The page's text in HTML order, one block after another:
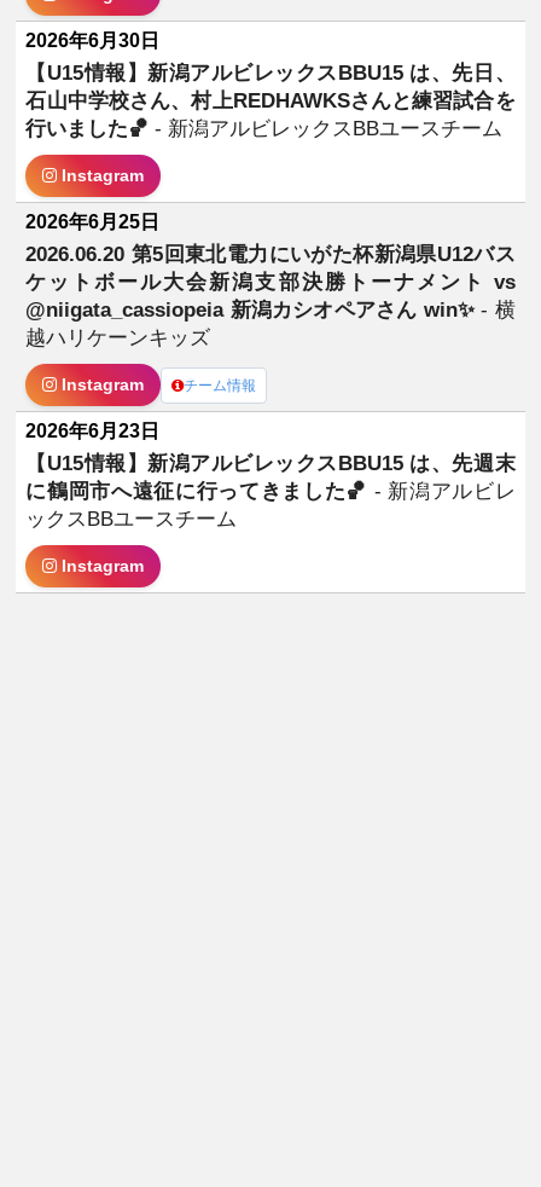
2026年6月30日
【U15情報】新潟アルビレックスBBU15 は、先日、
石山中学校さん、村上REDHAWKSさんと練習試合を
行いました🏀- 新潟アルビレックスBBユースチーム
Instagram
2026年6月25日
2026.06.20 第5回東北電力にいがた杯新潟県U12バス
ケットボール大会新潟支部決勝トーナメント vs
@niigata_cassiopeia 新潟カシオペアさん win✨️- 横
越ハリケーンキッズ
Instagram チーム情報
2026年6月23日
【U15情報】新潟アルビレックスBBU15 は、先週末
に鶴岡市へ遠征に行ってきました🏀 - 新潟アルビレ
ックスBBユースチーム
Instagram